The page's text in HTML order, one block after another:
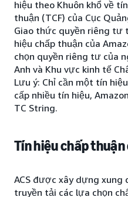
hiệu theo Khuôn khổ về
thuận (TCF) của Cục
Giao thức quyền riêng tư
hiệu chấp thuận của
chọn quyền riêng tư của
Anh và Khu vực kinh tế
Lưu ý: Chỉ cần một tín
cấp nhiều tín hiệu,
TC String.
Tín hiệu chấp
ACS được xây dựng xung
truyền tải các lựa chọn